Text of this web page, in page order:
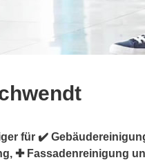
für ✔️
✚ Fassadenreinigung